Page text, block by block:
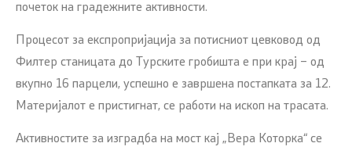
почеток на градежните активности.
Процесот за експропријација за потисниот цевковод од
Филтер станицата до Турските гробишта е при крај – од
вкупно 16 парцели, успешно е завршена постапката за 12.
Материјалот е пристигнат, се работи на ископ на трасата.
Активностите за изградба на мост кај „Вера Которка“ се